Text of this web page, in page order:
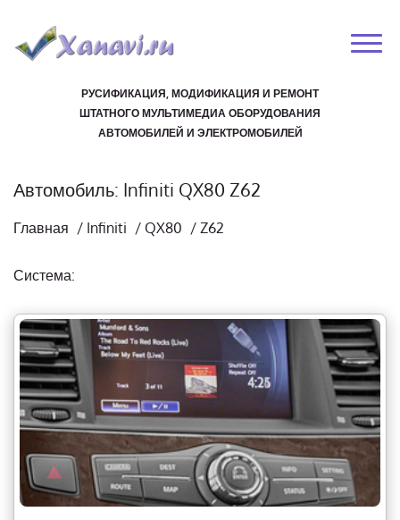
РУСИФИКАЦИЯ, МОДИФИКАЦИЯ И РЕМОНТ
ШТАТНОГО МУЛЬТИМЕДИА ОБОРУДОВАНИЯ
АВТОМОБИЛЕЙ И ЭЛЕКТРОМОБИЛЕЙ
Автомобиль: Infiniti QX80 Z62
Главная / Infiniti / QX80 / Z62
Система: